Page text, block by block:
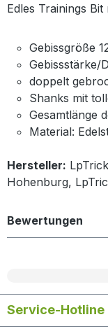
Edles Trainings
Gebissgröße
Gebissstärke/
doppelt
Shanks mit
Gesamtlänge
Material:
Hersteller:
Hohenburg,
Bewertungen
Service-Hotline